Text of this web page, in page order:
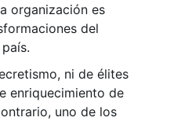
organización es
del
ni de élites
enriquecimiento de
uno de los